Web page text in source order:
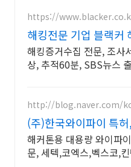
https://
해킹전문 기업 블랙커
스파이앱 탐지 전문
해킹증거수집 전문, 조사
상, 추적60분, SBS뉴스
http://blog.naver.com/
(주)한국와이파이 특허
맞춤 상담 및 견적
해커톤용 대용량 와이파
문, 세텍,코엑스,벡스코,킨